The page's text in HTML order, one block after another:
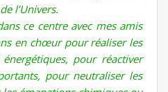
l’Univers.
ce centre avec mes amis
en chœur pour réaliser les
pour réactiver
pour neutraliser les